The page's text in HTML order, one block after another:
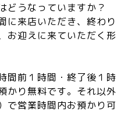
どうなっていますか？
に来店いただき、終わり
お迎えに来ていただく形
間前１時間・終了後１時
かり無料です。それ以外
で営業時間内お預かり可